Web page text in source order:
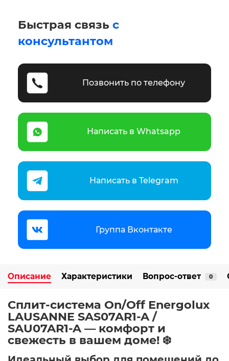
Быстрая связь с
консультантом
Позвонить по телефону
Написать в Whatsapp
Написать в Telegram
Группа Вконтакте
Описание Характеристики Вопрос-ответ 0
Сплит-система On/Off Energolux
LAUSANNE SAS07AR1-A /
SAU07AR1-A — комфорт и
свежесть в вашем доме! ❄️